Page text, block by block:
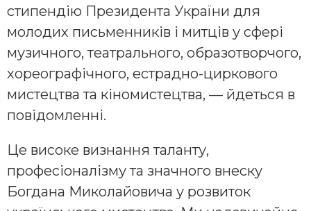
стипендію Президента України для
молодих письменників і митців у сфері
музичного, театрального, образотворчого,
хореографічного, естрадно-циркового
мистецтва та кіномистецтва, — йдеться в
повідомленні.
Це високе визнання таланту,
професіоналізму та значного внеску
Богдана Миколайовича у розвиток